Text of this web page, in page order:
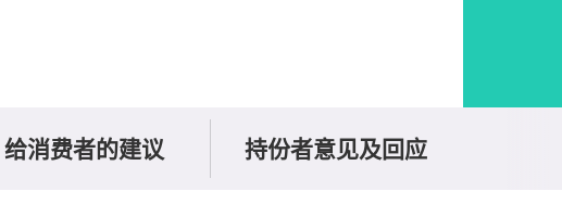
给消费者的建议 持份者意见及回应